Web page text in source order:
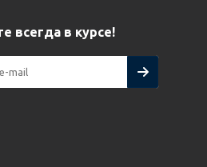
всегда в курсе!